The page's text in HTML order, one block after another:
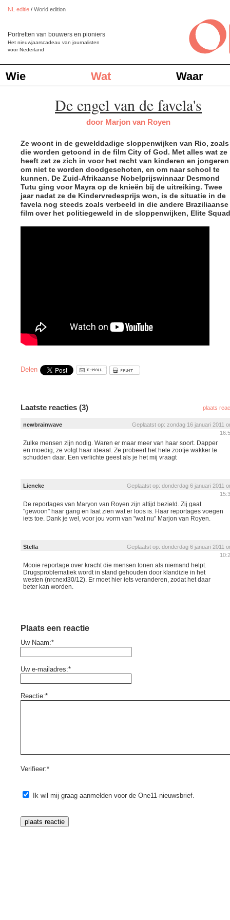
NL editie / World edition
Het nieuwjaarscadeau van journalisten
voor Nederland
Portretten van bouwers en pioniers
Wie Wat Waar
De engel van de favela's
door Marjon van Royen
Ze woont in de gewelddadige sloppenwijken van Rio, zoals
die worden getoond in de film City of God. Met alles wat ze
heeft zet ze zich in voor het recht van kinderen en jongeren
om niet te worden doodgeschoten, en om naar school te
kunnen. De Zuid-Afrikaanse Nobelprijswinnaar Desmond
Tutu ging voor Mayra op de knieën bij de uitreiking. Twee
jaar nadat ze de Kindervredesprijs won, is de situatie in de
favela nog steeds zoals verbeeld in die andere Braziliaanse
film over het politiegeweld in de sloppenwijken, Elite
Delen
Laatste reacties (3) plaats
newbrainwave
Geplaatst op: zondag 16 januari 2011
Zulke mensen zijn nodig. Waren er maar meer van haar soort. Dapper
en moedig, ze volgt haar ideaal. Ze probeert het hele zootje wakker te
schudden daar. Een verlichte geest als je het mij vraagt
Lieneke
Geplaatst op: donderdag 6 januari 2011
De reportages van Maryon van Royen zijn altijd bezield. Zij gaat
"gewoon" haar gang en laat zien wat er loos is. Haar reportages voegen
iets toe. Dank je wel, voor jou vorm van "wat nu" Marjon van Royen.
Stella
Geplaatst op: donderdag 6 januari 2011
Mooie reportage over kracht die mensen tonen als niemand helpt.
Drugsproblematiek wordt in stand gehouden door klandizie in het
westen (nrcnext30/12). Er moet hier iets veranderen, zodat het daar
beter kan worden.
Plaats een reactie
Uw Naam:*
Uw e-mailadres:*
Reactie:*
Verifieer:*
Ik wil mij graag aanmelden voor de One11-nieuwsbrief.